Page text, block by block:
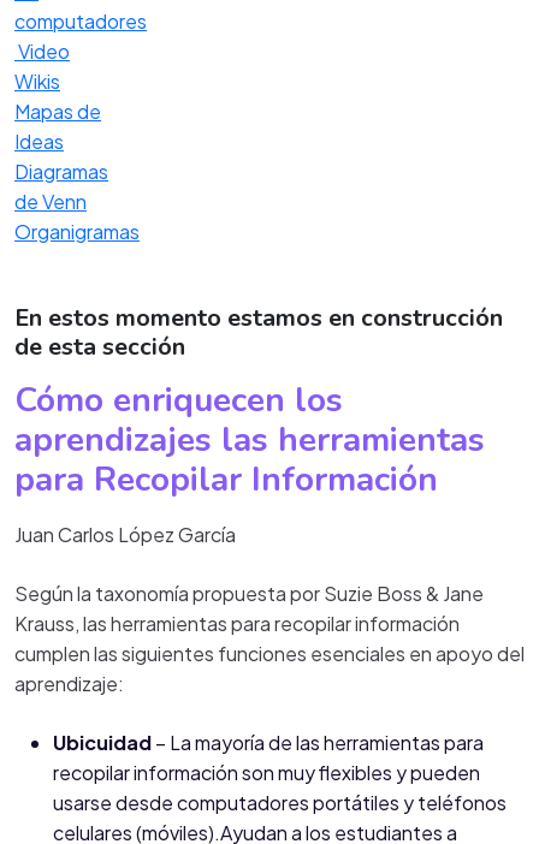
computadores
Video
Wikis
Mapas de
Ideas
Diagramas
de Venn
Organigramas
En estos momento estamos en construcción
de esta sección
Cómo enriquecen los
aprendizajes las herramientas
para Recopilar Información
Juan Carlos López García
Según la taxonomía propuesta por Suzie Boss & Jane
Krauss, las herramientas para recopilar información
cumplen las siguientes funciones esenciales en apoyo del
aprendizaje:
Ubicuidad– La mayoría de las herramientas para
recopilar información son muy flexibles y pueden
usarse desde computadores portátiles y teléfonos
celulares (móviles).Ayudan a los estudiantes a